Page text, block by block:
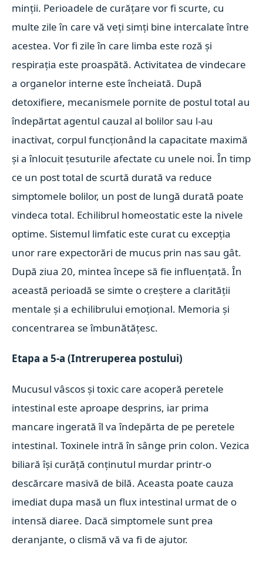
minții. Perioadele de curățare vor fi scurte, cu
multe zile în care vă veți simți bine intercalate între
acestea. Vor fi zile în care limba este roză și
respirația este proaspătă. Activitatea de vindecare
a organelor interne este încheiată. După
detoxifiere, mecanismele pornite de postul total au
îndepărtat agentul cauzal al bolilor sau l-au
inactivat, corpul funcționând la capacitate maximă
și a înlocuit țesuturile afectate cu unele noi. În timp
ce un post total de scurtă durată va reduce
simptomele bolilor, un post de lungă durată poate
vindeca total. Echilibrul homeostatic este la nivele
optime. Sistemul limfatic este curat cu excepția
unor rare expectorări de mucus prin nas sau gât.
După ziua 20, mintea începe să fie influențată. În
această perioadă se simte o creștere a clarității
mentale și a echilibrului emoțional. Memoria și
concentrarea se îmbunătățesc.
Etapa a 5-a (Intreruperea postului)
Mucusul vâscos și toxic care acoperă peretele
intestinal este aproape desprins, iar prima
mancare ingerată îl va îndepărta de pe peretele
intestinal. Toxinele intră în sânge prin colon. Vezica
biliară își curăță conținutul murdar printr-o
descărcare masivă de bilă. Aceasta poate cauza
imediat dupa masă un flux intestinal urmat de o
intensă diaree. Dacă simptomele sunt prea
deranjante, o clismă vă va fi de ajutor.